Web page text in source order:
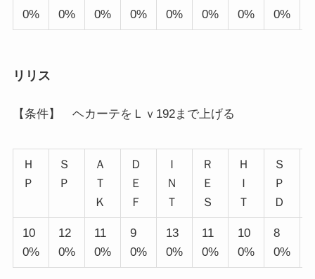
0%
0%
0%
0%
0%
0%
0%
0%
リリス
【条件】 ヘカーテをＬｖ192まで上げる
Ｈ
Ｐ
Ｓ
Ｐ
Ａ
Ｔ
Ｋ
Ｄ
Ｅ
Ｆ
Ｉ
Ｎ
Ｔ
Ｒ
Ｅ
Ｓ
Ｈ
Ｉ
Ｔ
Ｓ
Ｐ
Ｄ
10
0%
12
0%
11
0%
9
0%
13
0%
11
0%
10
0%
8
0%